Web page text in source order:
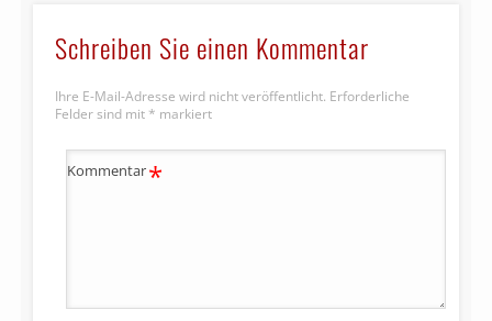
Schreiben Sie einen Kommentar
Ihre E-Mail-Adresse wird nicht veröffentlicht. Erforderliche
Felder sind mit * markiert
Kommentar*